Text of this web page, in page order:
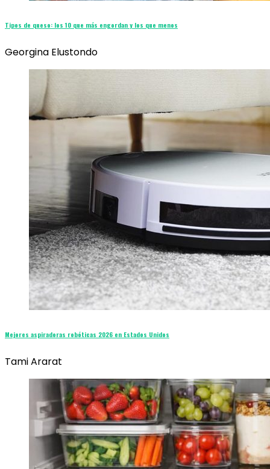
Tipos de queso: los 10 que más engordan y los que menos
Georgina Elustondo
Mejores aspiradoras robóticas 2026 en Estados Unidos
Tami Ararat